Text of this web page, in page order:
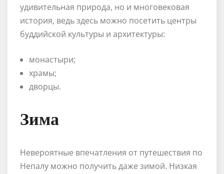
удивительная природа, но и многовековая
история, ведь здесь можно посетить центры
буддийской культуры и архитектуры:
монастыри;
храмы;
дворцы.
Зима
Невероятные впечатления от путешествия по
Непалу можно получить даже зимой. Низкая